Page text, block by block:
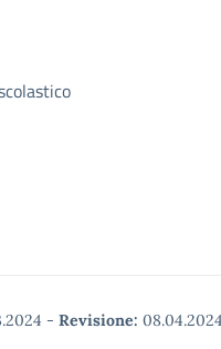
- Revisione: 08.04.2024